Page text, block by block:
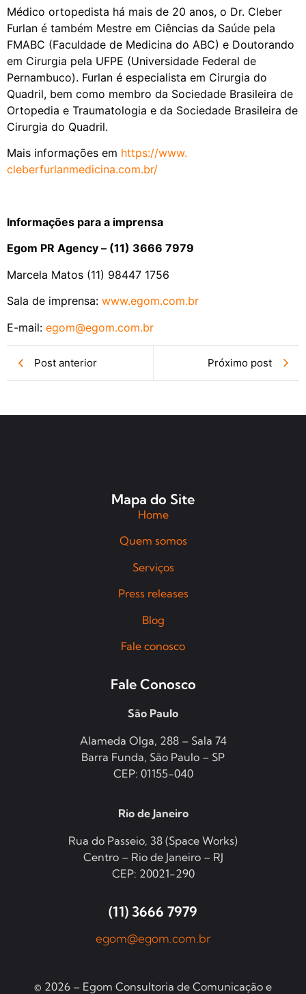
Médico ortopedista há mais de 20 anos, o Dr. Cleber
Furlan é também Mestre em Ciências da Saúde pela
FMABC (Faculdade de Medicina do ABC) e Doutorando
em Cirurgia pela UFPE (Universidade Federal de
Pernambuco). Furlan é especialista em Cirurgia do
Quadril, bem como membro da Sociedade Brasileira de
Ortopedia e Traumatologia e da Sociedade Brasileira de
Cirurgia do Quadril.
Mais informações em https://www.
cleberfurlanmedicina.com.br/
Informações para a imprensa
Egom PR Agency – (11) 3666 7979
Marcela Matos (11) 98447 1756
Sala de imprensa: www.egom.com.br
E-mail: egom@egom.com.br
Post anterior Próximo post
Mapa do Site
Home
Quem somos
Serviços
Press releases
Blog
Fale conosco
Fale Conosco
São Paulo
Alameda Olga, 288 – Sala 74
Barra Funda, São Paulo – SP
CEP: 01155-040
Rio de Janeiro
Rua do Passeio, 38 (Space Works)
Centro – Rio de Janeiro – RJ
CEP: 20021-290
(11) 3666 7979
egom@egom.com.br
© 2026 – Egom Consultoria de Comunicação e